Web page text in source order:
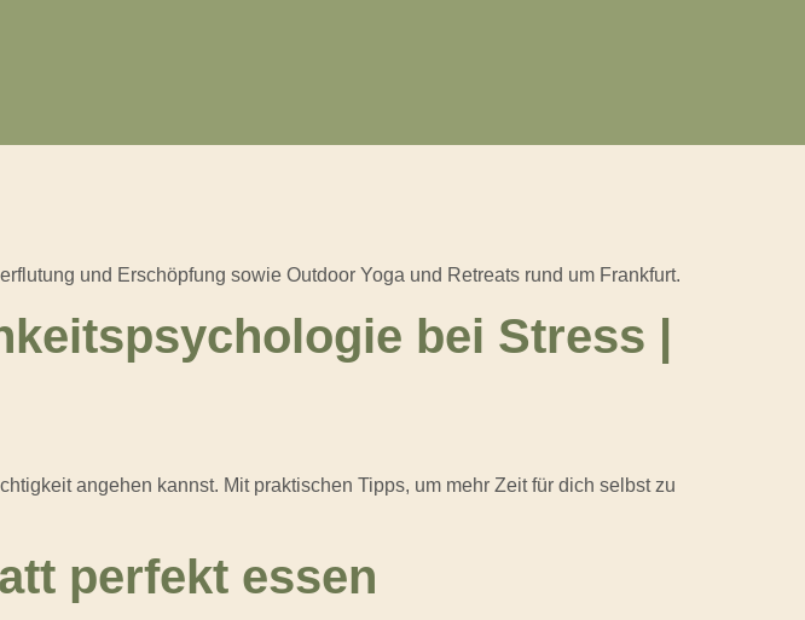
und Erschöpfung sowie Outdoor Yoga und Retreats rund um Frankfurt.
bei Stress |
angehen kannst. Mit praktischen Tipps, um mehr Zeit für dich selbst zu
perfekt essen